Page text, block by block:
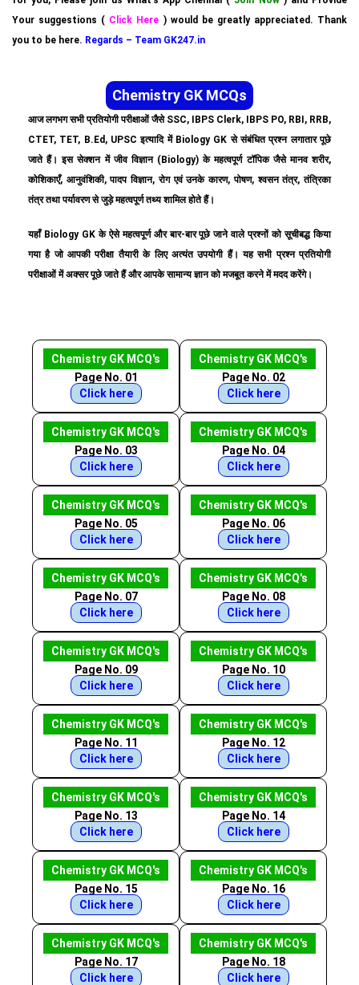
Your suggestions ( Click Here ) would be greatly appreciated. Thank
you to be here. Regards – Team GK247.in
Chemistry GK MCQs
आज लगभग सभी प्रतियोगी परीक्षाओं जैसे SSC, IBPS Clerk, IBPS PO, RBI, RRB,
CTET, TET, B.Ed, UPSC इत्यादि में Biology GK से संबंधित प्रश्न लगातार पूछे
जाते हैं। इस सेक्शन में जीव विज्ञान (Biology) के महत्वपूर्ण टॉपिक जैसे मानव शरीर,
कोशिकाएँ, आनुवंशिकी, पादप विज्ञान, रोग एवं उनके कारण, पोषण, श्वसन तंत्र, तंत्रिका
तंत्र तथा पर्यावरण से जुड़े महत्वपूर्ण तथ्य शामिल होते हैं।
यहाँ Biology GK के ऐसे महत्वपूर्ण और बार-बार पूछे जाने वाले प्रश्नों को सूचीबद्ध किया
गया है जो आपकी परीक्षा तैयारी के लिए अत्यंत उपयोगी हैं। यह सभी प्रश्न प्रतियोगी
परीक्षाओं में अक्सर पूछे जाते हैं और आपके सामान्य ज्ञान को मजबूत करने में मदद करेंगे।
Chemistry GK MCQ's
Page No. 01
Click here
Chemistry GK MCQ's
Page No. 02
Click here
Chemistry GK MCQ's
Page No. 03
Click here
Chemistry GK MCQ's
Page No. 04
Click here
Chemistry GK MCQ's
Page No. 05
Click here
Chemistry GK MCQ's
Page No. 06
Click here
Chemistry GK MCQ's
Page No. 07
Click here
Chemistry GK MCQ's
Page No. 08
Click here
Chemistry GK MCQ's
Page No. 09
Click here
Chemistry GK MCQ's
Page No. 10
Click here
Chemistry GK MCQ's
Page No. 11
Click here
Chemistry GK MCQ's
Page No. 12
Click here
Chemistry GK MCQ's
Page No. 13
Click here
Chemistry GK MCQ's
Page No. 14
Click here
Chemistry GK MCQ's
Page No. 15
Click here
Chemistry GK MCQ's
Page No. 16
Click here
Chemistry GK MCQ's
Page No. 17
Click here
Chemistry GK MCQ's
Page No. 18
Click here